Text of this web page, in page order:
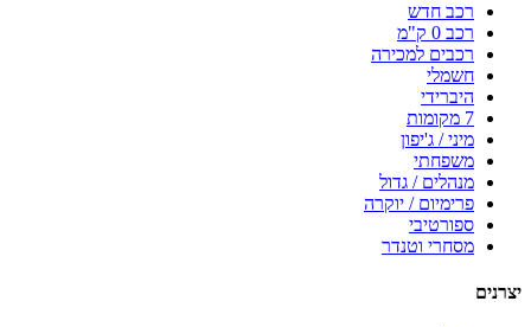
רכב חדש
רכב 0 ק"מ
רכבים למכירה
חשמלי
היברידי
7 מקומות
מיני / ג'יפון
משפחתי
מנהלים / גדול
פרימיום / יוקרה
ספורטיבי
מסחרי וטנדר
יצרנים